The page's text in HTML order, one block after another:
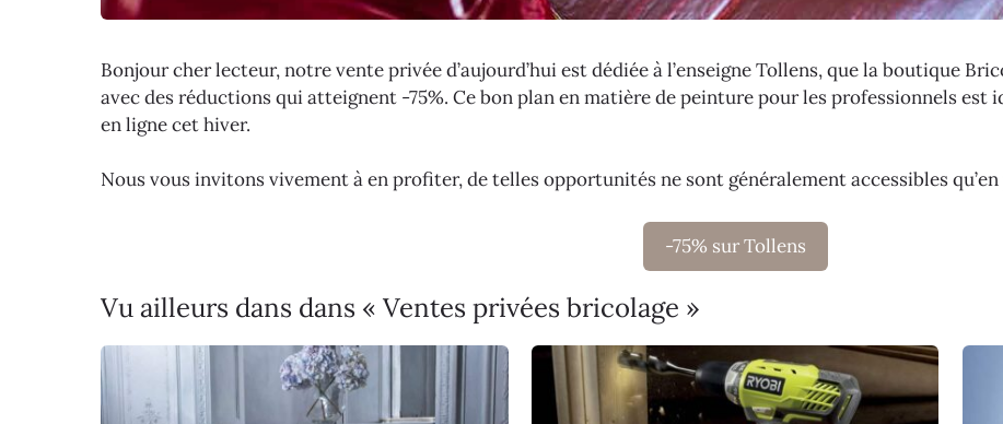
Bonjour cher lecteur, notre vente privée d’aujourd’hui est dédiée à l’enseigne Tollens, que la boutique
avec des réductions qui atteignent -75%. Ce bon plan en matière de peinture pour les professionnels est
en ligne cet hiver.
Nous vous invitons vivement à en profiter, de telles opportunités ne sont généralement accessibles
-75% sur Tollens
Vu ailleurs dans dans « Ventes privées bricolage »